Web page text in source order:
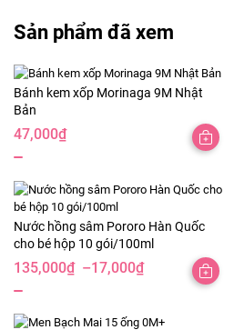
Sản phẩm đã xem
Bánh kem xốp Morinaga 9M Nhật
Bản
47,000₫
Nước hồng sâm Pororo Hàn Quốc
cho bé hộp 10 gói/100ml
17,000₫
–
135,000₫
Khoảng
từ